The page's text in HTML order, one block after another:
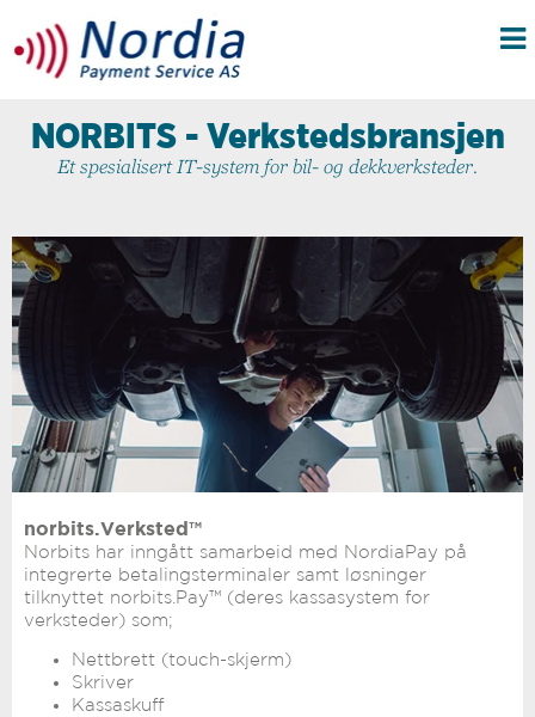
NORBITS - Verkstedsbransjen
Et spesialisert IT-system for bil- og dekkverksteder.
norbits.Verksted™
Norbits har inngått samarbeid med NordiaPay på
integrerte betalingsterminaler samt løsninger
tilknyttet norbits.Pay™ (deres kassasystem for
verksteder) som;
Nettbrett (touch-skjerm)
Skriver
Kassaskuff